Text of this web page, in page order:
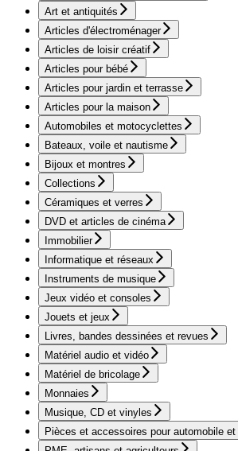
Art et antiquités
Articles d'électroménager
Articles de loisir créatif
Articles pour bébé
Articles pour jardin et terrasse
Articles pour la maison
Automobiles et motocyclettes
Bateaux, voile et nautisme
Bijoux et montres
Collections
Céramiques et verres
DVD et articles de cinéma
Immobilier
Informatique et réseaux
Instruments de musique
Jeux vidéo et consoles
Jouets et jeux
Livres, bandes dessinées et revues
Matériel audio et vidéo
Matériel de bricolage
Monnaies
Musique, CD et vinyles
Pièces et accessoires pour automobile